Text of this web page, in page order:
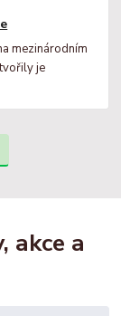
mezinárodním
je
akce a